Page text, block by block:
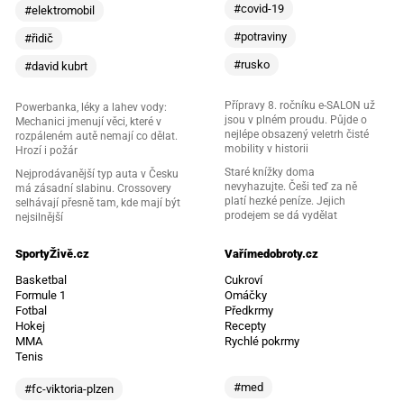
#elektromobil
#řidič
#david kubrt
Powerbanka, léky a lahev vody:
Mechanici jmenují věci, které v
rozpáleném autě nemají co dělat.
Hrozí i požár
Nejprodávanější typ auta v Česku
má zásadní slabinu. Crossovery
selhávají přesně tam, kde mají být
nejsilnější
#covid-19
#potraviny
#rusko
Přípravy 8. ročníku e-SALON už
jsou v plném proudu. Půjde o
nejlépe obsazený veletrh čisté
mobility v historii
Staré knížky doma
nevyhazujte. Češi teď za ně
platí hezké peníze. Jejich
prodejem se dá vydělat
SportyŽivě.cz
Basketbal
Formule 1
Fotbal
Hokej
MMA
Tenis
#fc-viktoria-plzen
Vařímedobroty.cz
Cukroví
Omáčky
Předkrmy
Recepty
Rychlé pokrmy
#med